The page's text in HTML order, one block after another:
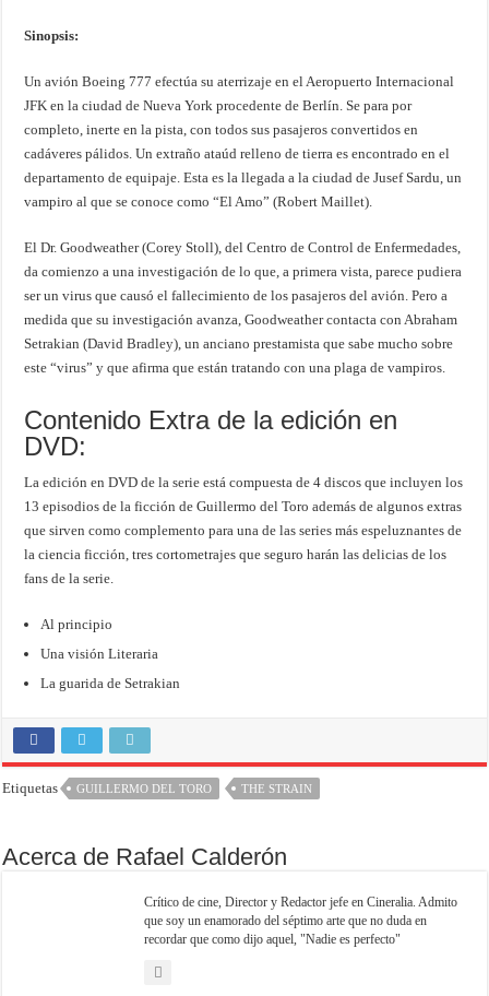
Sinopsis:
Un avión Boeing 777 efectúa su aterrizaje en el Aeropuerto Internacional
JFK en la ciudad de Nueva York procedente de Berlín. Se para por
completo, inerte en la pista, con todos sus pasajeros convertidos en
cadáveres pálidos. Un extraño ataúd relleno de tierra es encontrado en el
departamento de equipaje. Esta es la llegada a la ciudad de Jusef Sardu, un
vampiro al que se conoce como “El Amo” (Robert Maillet).
El Dr. Goodweather (Corey Stoll), del Centro de Control de Enfermedades,
da comienzo a una investigación de lo que, a primera vista, parece pudiera
ser un virus que causó el fallecimiento de los pasajeros del avión. Pero a
medida que su investigación avanza, Goodweather contacta con Abraham
Setrakian (David Bradley), un anciano prestamista que sabe mucho sobre
este “virus” y que afirma que están tratando con una plaga de vampiros.
Contenido Extra de la edición en
DVD:
La edición en DVD de la serie está compuesta de 4 discos que incluyen los
13 episodios de la ficción de Guillermo del Toro además de algunos extras
que sirven como complemento para una de las series más espeluznantes de
la ciencia ficción, tres cortometrajes que seguro harán las delicias de los
fans de la serie.
Al principio
Una visión Literaria
La guarida de Setrakian
Etiquetas GUILLERMO DEL TORO THE STRAIN
Acerca de Rafael Calderón
Crítico de cine, Director y Redactor jefe en Cineralia. Admito
que soy un enamorado del séptimo arte que no duda en
recordar que como dijo aquel, "Nadie es perfecto"